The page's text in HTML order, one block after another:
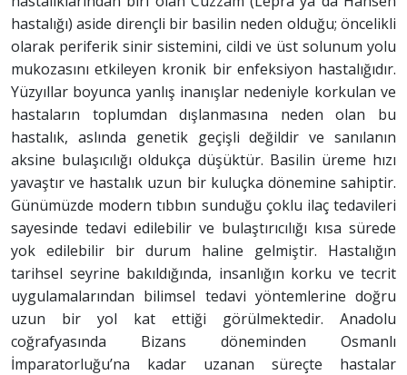
hastalığı) aside dirençli bir basilin neden olduğu; öncelikli
olarak periferik sinir sistemini, cildi ve üst solunum yolu
mukozasını etkileyen kronik bir enfeksiyon hastalığıdır.
Yüzyıllar boyunca yanlış inanışlar nedeniyle korkulan ve
hastaların toplumdan dışlanmasına neden olan bu
hastalık, aslında genetik geçişli değildir ve sanılanın
aksine bulaşıcılığı oldukça düşüktür. Basilin üreme hızı
yavaştır ve hastalık uzun bir kuluçka dönemine sahiptir.
Günümüzde modern tıbbın sunduğu çoklu ilaç tedavileri
sayesinde tedavi edilebilir ve bulaştırıcılığı kısa sürede
yok edilebilir bir durum haline gelmiştir. Hastalığın
tarihsel seyrine bakıldığında, insanlığın korku ve tecrit
uygulamalarından bilimsel tedavi yöntemlerine doğru
uzun bir yol kat ettiği görülmektedir. Anadolu
coğrafyasında Bizans döneminden Osmanlı
İmparatorluğu’na kadar uzanan süreçte hastalar